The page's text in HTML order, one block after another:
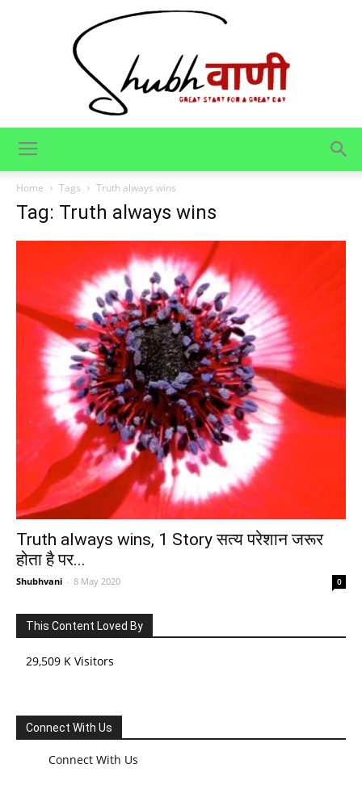
Home Tags Truth always wins
Tag: Truth always wins
Truth always wins, 1 Story सत्य परेशान जरूर
होता है पर...
Shubhvani - 8 May 2020 0
This Content Loved By
29,509 K Visitors
Connect With Us
Connect With Us